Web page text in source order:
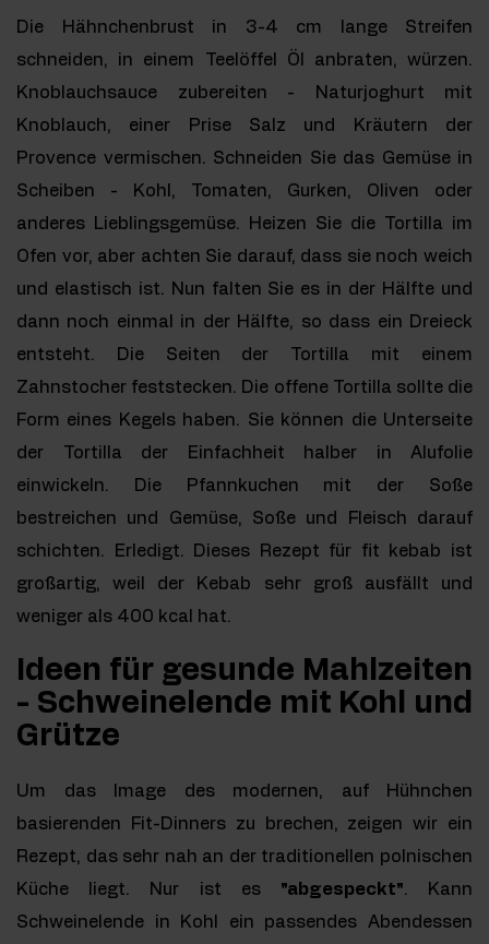
Die Hähnchenbrust in 3-4 cm lange Streifen
schneiden, in einem Teelöffel Öl anbraten, würzen.
Knoblauchsauce zubereiten - Naturjoghurt mit
Knoblauch, einer Prise Salz und Kräutern der
Provence vermischen. Schneiden Sie das Gemüse in
Scheiben - Kohl, Tomaten, Gurken, Oliven oder
anderes Lieblingsgemüse. Heizen Sie die Tortilla im
Ofen vor, aber achten Sie darauf, dass sie noch weich
und elastisch ist. Nun falten Sie es in der Hälfte und
dann noch einmal in der Hälfte, so dass ein Dreieck
entsteht. Die Seiten der Tortilla mit einem
Zahnstocher feststecken. Die offene Tortilla sollte die
Form eines Kegels haben. Sie können die Unterseite
der Tortilla der Einfachheit halber in Alufolie
einwickeln. Die Pfannkuchen mit der Soße
bestreichen und Gemüse, Soße und Fleisch darauf
schichten. Erledigt. Dieses Rezept für fit kebab ist
großartig, weil der Kebab sehr groß ausfällt und
weniger als 400 kcal hat.
Ideen für gesunde Mahlzeiten
- Schweinelende mit Kohl und
Grütze
Um das Image des modernen, auf Hühnchen
basierenden Fit-Dinners zu brechen, zeigen wir ein
Rezept, das sehr nah an der traditionellen polnischen
Küche liegt. Nur ist es "abgespeckt". Kann
Schweinelende in Kohl ein passendes Abendessen